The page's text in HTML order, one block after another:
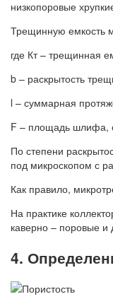
низкопоровые
Трещинную емкость
где Кт – трещинная
b – раскрытость
l – суммарная
F – площадь шлифа,
По степени
под микроскопом с
Как правило,
На практике
каверно – поровые и
4.